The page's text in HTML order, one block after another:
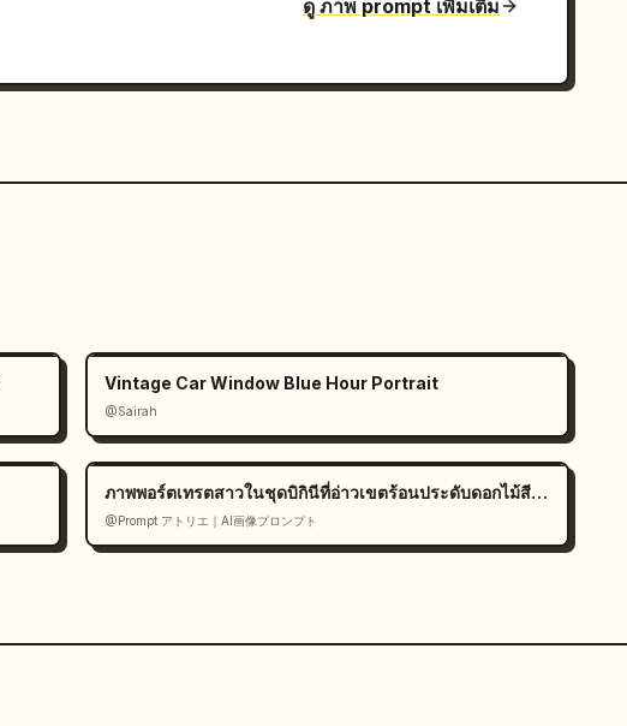
ดู ภาพ prompt เพิ่มเติม
Vintage Car Window Blue Hour Portrait
@Sairah
ภาพพอร์ตเทรตสาวในชุดบิกินีที่อ่าวเขตร้อนประดับดอกไม้สีขาว
@Prompt アトリエ｜AI画像プロンプト